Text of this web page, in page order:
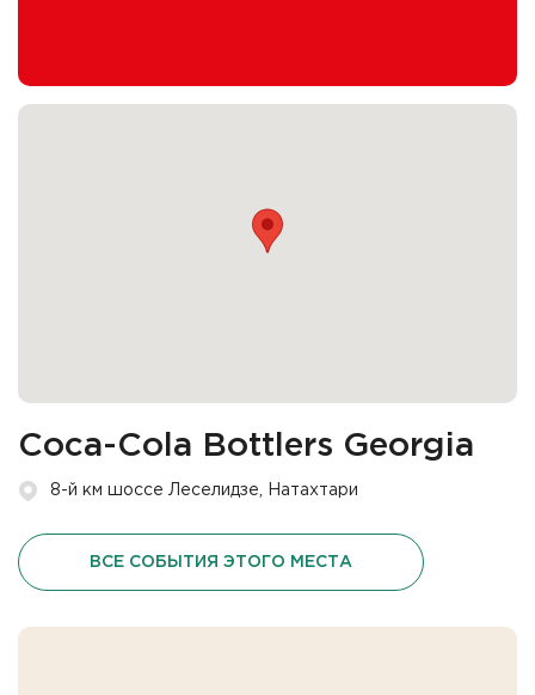
Coca-Cola Bottlers Georgia
8-й км шоссе Леселидзе, Натахтари
ВСЕ СОБЫТИЯ ЭТОГО МЕСТА